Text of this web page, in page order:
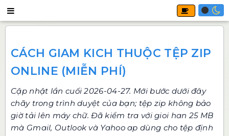
CÁCH GIAM KICH THUỘC TỆP ZIP
ONLINE (MIỄN PHÍ)
Cập nhật lần cuối 2026-04-27. Mới bước dưới đây
chãy trong trình duyệt của bạn; tệp zip không bảo
giờ tải lên máy chữ. Đã kiểm tra với gioi han 25 MB
mà Gmail, Outlook và Yahoo ap dùng cho tệp định